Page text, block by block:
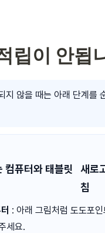
립이 안됩
지 않을 때는 아래 단계를
컴퓨터와 태블릿
새로
침
: 아래 그림처럼 도도포인
세요.